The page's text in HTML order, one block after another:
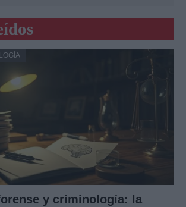
y criminología: la